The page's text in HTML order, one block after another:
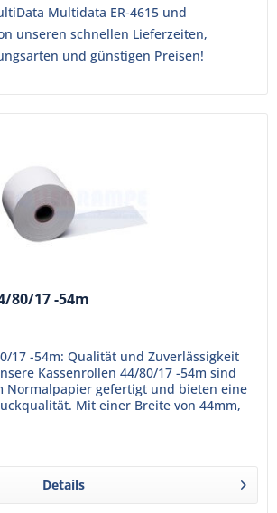
Multidata ER-4615 und
unseren schnellen Lieferzeiten,
und günstigen Preisen!
80/17 -54m
17 -54m: Qualität und Zuverlässigkeit
Kassenrollen 44/80/17 -54m sind
Normalpapier gefertigt und bieten eine
Mit einer Breite von 44mm,
Details